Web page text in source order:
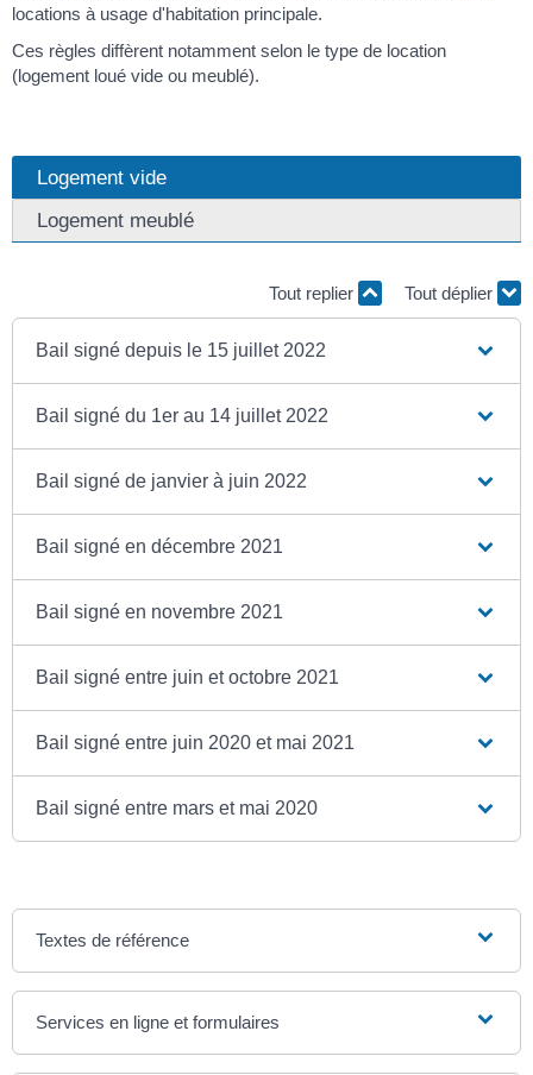
locations à usage d'habitation principale.
Ces règles diffèrent notamment selon le type de location
(logement loué vide ou meublé).
Logement vide
Logement meublé
Tout replier Tout déplier
Bail signé depuis le 15 juillet 2022
Bail signé du 1er au 14 juillet 2022
Bail signé de janvier à juin 2022
Bail signé en décembre 2021
Bail signé en novembre 2021
Bail signé entre juin et octobre 2021
Bail signé entre juin 2020 et mai 2021
Bail signé entre mars et mai 2020
Textes de référence
Services en ligne et formulaires